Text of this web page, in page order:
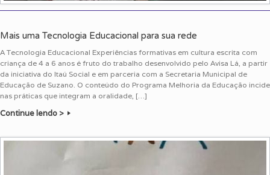
Mais uma Tecnologia Educacional para sua rede
A Tecnologia Educacional Experiências formativas em cultura escrita com
criança de 4 a 6 anos é fruto do trabalho desenvolvido pelo Avisa Lá, a partir
da iniciativa do Itaú Social e em parceria com a Secretaria Municipal de
Educação de Suzano. O conteúdo do Programa Melhoria da Educação incide
nas práticas que integram a oralidade, […]
Continue lendo >